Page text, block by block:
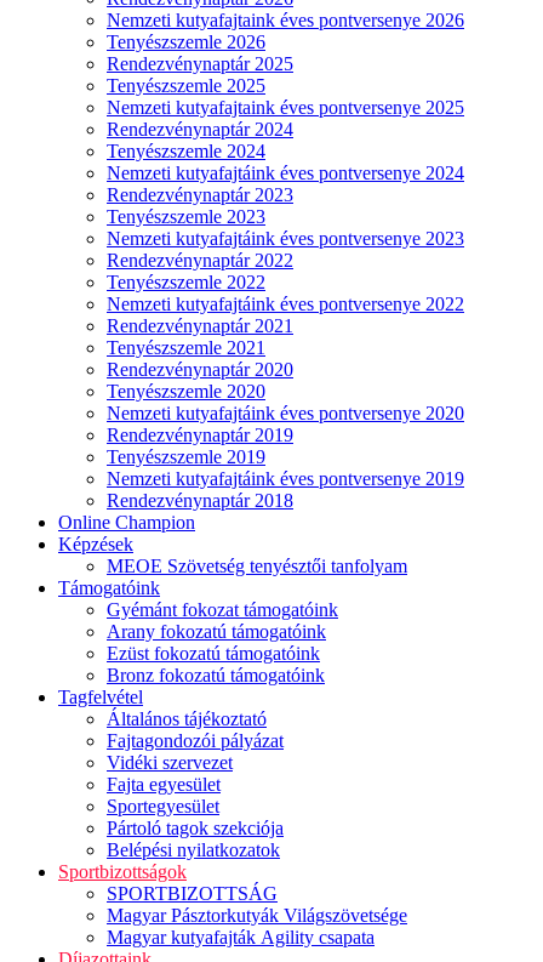
Nemzeti kutyafajtaink éves pontversenye 2026
Tenyészszemle 2026
Rendezvénynaptár 2025
Tenyészszemle 2025
Nemzeti kutyafajtaink éves pontversenye 2025
Rendezvénynaptár 2024
Tenyészszemle 2024
Nemzeti kutyafajtáink éves pontversenye 2024
Rendezvénynaptár 2023
Tenyészszemle 2023
Nemzeti kutyafajtáink éves pontversenye 2023
Rendezvénynaptár 2022
Tenyészszemle 2022
Nemzeti kutyafajtáink éves pontversenye 2022
Rendezvénynaptár 2021
Tenyészszemle 2021
Rendezvénynaptár 2020
Tenyészszemle 2020
Nemzeti kutyafajtáink éves pontversenye 2020
Rendezvénynaptár 2019
Tenyészszemle 2019
Nemzeti kutyafajtáink éves pontversenye 2019
Rendezvénynaptár 2018
Online Champion
Képzések
MEOE Szövetség tenyésztői tanfolyam
Támogatóink
Gyémánt fokozat támogatóink
Arany fokozatú támogatóink
Ezüst fokozatú támogatóink
Bronz fokozatú támogatóink
Tagfelvétel
Általános tájékoztató
Fajtagondozói pályázat
Vidéki szervezet
Fajta egyesület
Sportegyesület
Pártoló tagok szekciója
Belépési nyilatkozatok
Sportbizottságok
SPORTBIZOTTSÁG
Magyar Pásztorkutyák Világszövetsége
Magyar kutyafajták Agility csapata